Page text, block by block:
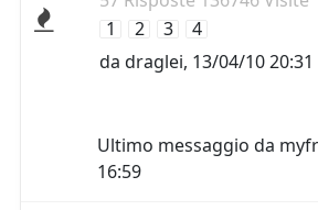
1
2 3
4
da draglei, 13/04/10 20:31
Ultimo messaggio da
16:59